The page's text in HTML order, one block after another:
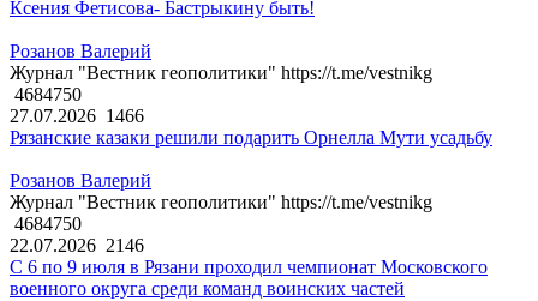
Ксения Фетисова- Бастрыкину быть!
Розанов Валерий
Журнал "Вестник геополитики" https://t.me/vestnikg
4684750
27.07.2026 1466
Рязанские казаки решили подарить Орнелла Мути усадьбу
Розанов Валерий
Журнал "Вестник геополитики" https://t.me/vestnikg
4684750
22.07.2026 2146
С 6 по 9 июля в Рязани проходил чемпионат Московского
военного округа среди команд воинских частей